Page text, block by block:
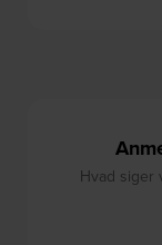
Hvad siger